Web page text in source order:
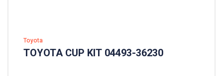
Toyota
TOYOTA CUP KIT 04493-36230